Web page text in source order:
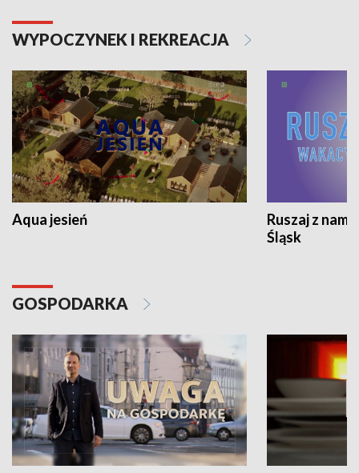
WYPOCZYNEK I REKREACJA
Aqua jesień
Ruszaj z
Śląsk
GOSPODARKA